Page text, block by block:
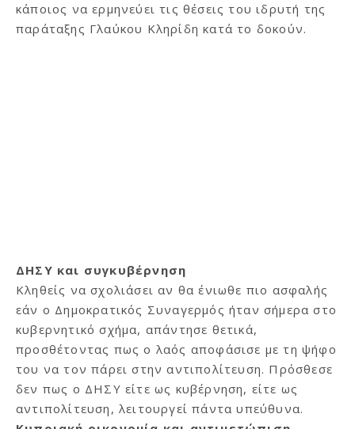
κάποιος να ερμηνεύει τις θέσεις του ιδρυτή της
παράταξης Γλαύκου Κληρίδη κατά το δοκούν.
ΔΗΣΥ και συγκυβέρνηση
Κληθείς να σχολιάσει αν θα ένιωθε πιο ασφαλής
εάν ο Δημοκρατικός Συναγερμός ήταν σήμερα στο
κυβερνητικό σχήμα, απάντησε θετικά,
προσθέτοντας πως ο λαός αποφάσισε με τη ψήφο
του να τον πάρει στην αντιπολίτευση. Πρόσθεσε
δεν πως ο ΔΗΣΥ είτε ως κυβέρνηση, είτε ως
αντιπολίτευση, λειτουργεί πάντα υπεύθυνα.